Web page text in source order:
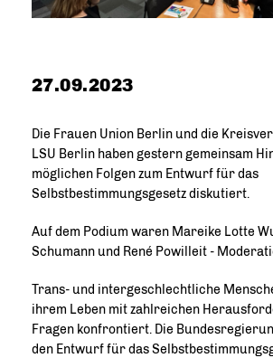
27.09.2023
Die Frauen Union Berlin und die
LSU Berlin haben gestern gemeinsam
möglichen Folgen zum Entwurf für das
Selbstbestimmungsgesetz diskutiert.
Auf dem Podium waren Mareike Lotte
Schumann und René Powilleit -
Trans- und intergeschlechtliche
ihrem Leben mit zahlreichen
Fragen konfrontiert. Die
den Entwurf für das